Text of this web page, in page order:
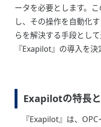
ータを必要とします。
し、その操作を自動化
らを解決する手段とし
『Exapilot』の導入を決
Exapilotの特長
『Exapilot』は、